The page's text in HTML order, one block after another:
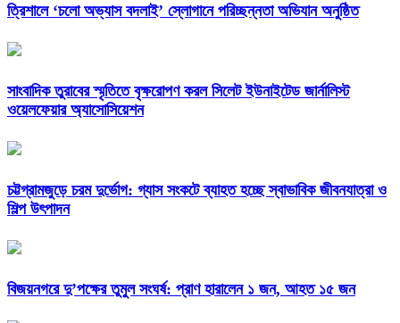
‎ত্রিশালে ‘চলো অভ্যাস বদলাই’ স্লোগানে পরিচ্ছন্নতা অভিযান অনুষ্ঠিত
সাংবাদিক তুরাবের স্মৃতিতে বৃক্ষরোপণ করল সিলেট ইউনাইটেড জার্নালিস্ট
ওয়েলফেয়ার অ্যাসোসিয়েশন
চট্টগ্রামজুড়ে চরম দুর্ভোগ: গ্যাস সংকটে ব্যাহত হচ্ছে স্বাভাবিক জীবনযাত্রা ও
শিল্প উৎপাদন
বিজয়নগরে দু’পক্ষের তুমুল সংঘর্ষ: প্রাণ হারালেন ১ জন, আহত ১৫ জন